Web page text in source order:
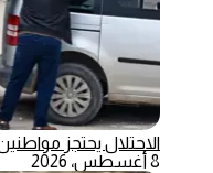
الاحتلال يحتجز
8 أغسطس، 2026